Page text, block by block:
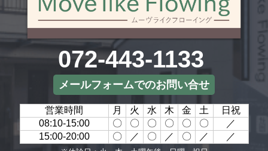
072-443-1133
メールフォームでのお問い合せ
営業時間 月 火 水 木 金 土
日祝
08:10-15:00
〇 〇 〇 〇 〇 〇
／
15:00-20:00
〇 ／ 〇 ／ 〇 ／ ／